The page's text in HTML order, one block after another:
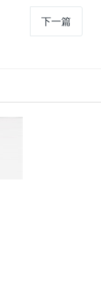
下一篇